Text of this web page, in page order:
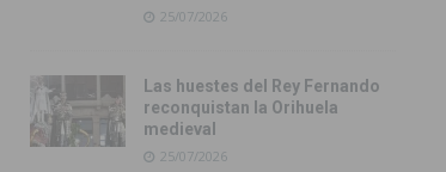
25/07/2026
Las huestes del Rey Fernando
reconquistan la Orihuela
medieval
25/07/2026